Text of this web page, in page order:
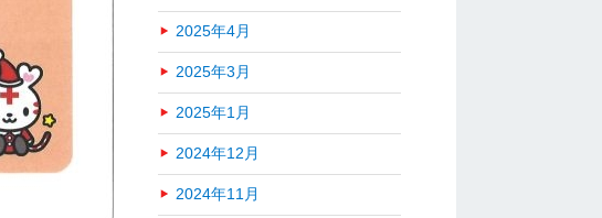
2025年4月
2025年3月
2025年1月
2024年12月
2024年11月